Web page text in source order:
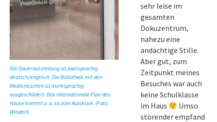
Die Dauerausstellung ist zweisprachig
deutsch/englisch. Die Biblothek mit den
Medientischen ist mehrsprachig
ausgeschildert. Das internationale Flair des
Hause kommt u. a. so zum Ausdruck. (Foto:
Winderl)
sehr leise im
gesamten
Dokuzentrum,
nahezu eine
andächtige Stille.
Aber gut, zum
Zeitpunkt meines
Besuches war auch
keine Schulklasse
im Haus
Umso
störender empfand